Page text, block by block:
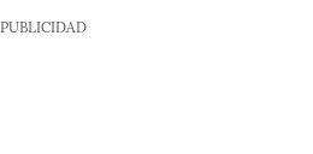
PUBLICIDAD